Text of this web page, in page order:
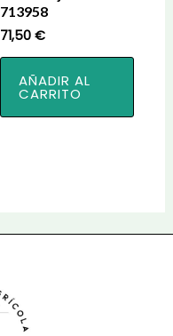
713958
71,50€
AÑADIR AL
CARRITO